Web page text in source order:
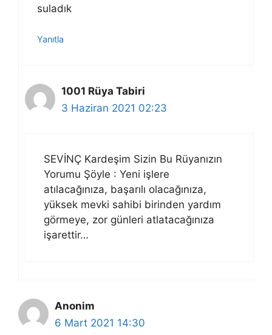
suladık
Yanıtla
1001 Rüya Tabiri
3 Haziran 2021 02:23
SEVİNÇ Kardeşim Sizin Bu Rüyanızın
Yorumu Şöyle : Yeni işlere
atılacağınıza, başarılı olacağınıza,
yüksek mevki sahibi birinden yardım
görmeye, zor günleri atlatacağınıza
işarettir…
Anonim
6 Mart 2021 14:30